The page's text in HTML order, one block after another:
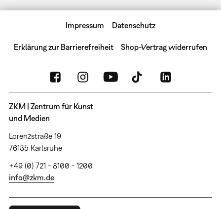
Impressum Datenschutz
Erklärung zur Barrierefreiheit Shop-Vertrag widerrufen
ZKM | Zentrum für Kunst
und Medien
Lorenzstraße 19
76135 Karlsruhe
+49 (0) 721 - 8100 - 1200
info@zkm.de